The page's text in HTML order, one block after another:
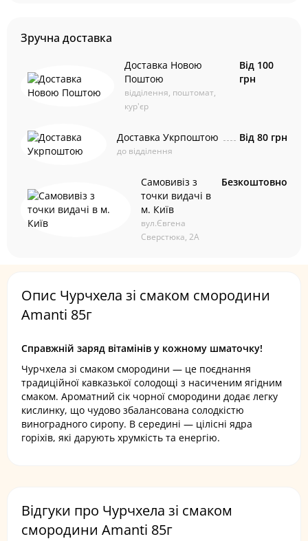
Зручна доставка
Доставка Новою
Поштою
відділення, поштомат,
кур'єр
Від 100
грн
Доставка Укрпоштою
до відділення
Від 80 грн
Самовивіз з
точки видачі в
м. Київ
вул.Євгена
Сверстюка, 2А
Безкоштовно
Опис Чурчхела зі смаком смородини
Amanti 85г
Справжній заряд вітамінів у кожному шматочку!
Чурчхела зі смаком смородини — це поєднання
традиційної кавказької солодощі з насиченим ягідним
смаком. Ароматний сік чорної смородини додає легку
кислинку, що чудово збалансована солодкістю
виноградного сиропу. В середині — цілісні ядра
горіхів, які дарують хрумкість та енергію.
Відгуки про Чурчхела зі смаком
смородини Amanti 85г